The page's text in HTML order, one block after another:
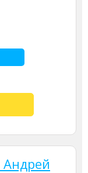
Андрей